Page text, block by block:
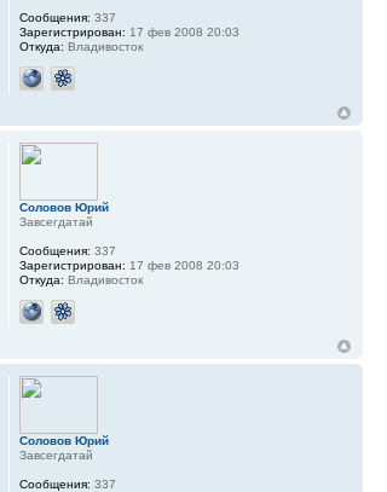
Сообщения: 337
Зарегистрирован: 17 фев 2008 20:03
Откуда: Владивосток
Соловов Юрий
Завсегдатай
Сообщения: 337
Зарегистрирован: 17 фев 2008 20:03
Откуда: Владивосток
Соловов Юрий
Завсегдатай
Сообщения: 337